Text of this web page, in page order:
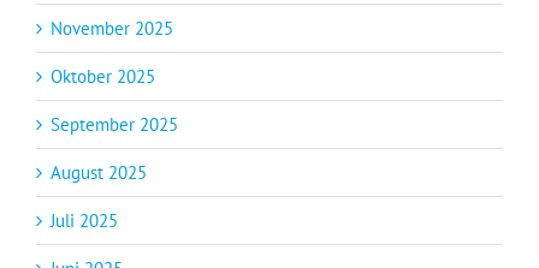
November 2025
Oktober 2025
September 2025
August 2025
Juli 2025